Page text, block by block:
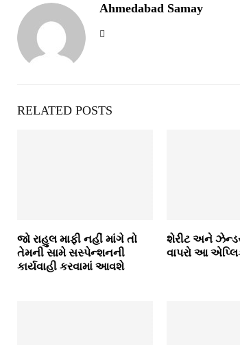
Ahmedabad Samay
RELATED POSTS
જો રાહુલ માફી નહીં માંગે તો
તેમની સામે સસ્‍પેન્‍શનની
કાર્યવાહી કરવામાં આવશે
શેરીટ અને ઝેન્ડર
વાપરો આ